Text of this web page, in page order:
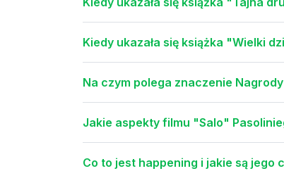
Kiedy ukazała się książka "Wielki
Na czym polega znaczenie
Jakie aspekty filmu "Salo"
Co to jest happening i jakie są